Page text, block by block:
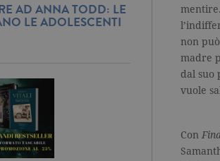
non
madre
dal suo
vuole
Con
AD ANNA TODD: LE
LE ADOLESCENTI